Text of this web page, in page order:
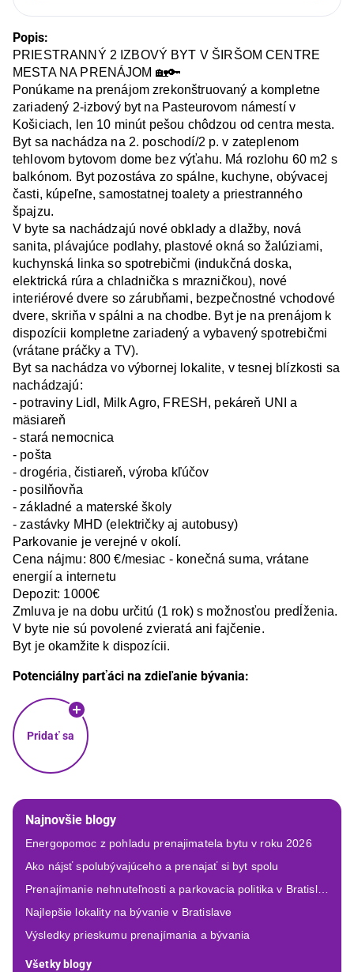
Popis:
PRIESTRANNÝ 2 IZBOVÝ BYT V ŠIRŠOM CENTRE
MESTA NA PRENÁJOM 🏡🔑
Ponúkame na prenájom zrekonštruovaný a kompletne
zariadený 2-izbový byt na Pasteurovom námestí v
Košiciach, len 10 minút pešou chôdzou od centra mesta.
Byt sa nachádza na 2. poschodí/2 p. v zateplenom
tehlovom bytovom dome bez výťahu. Má rozlohu 60 m2 s
balkónom. Byt pozostáva zo spálne, kuchyne, obývacej
časti, kúpeľne, samostatnej toalety a priestranného
špajzu.
V byte sa nachádzajú nové obklady a dlažby, nová
sanita, plávajúce podlahy, plastové okná so žalúziami,
kuchynská linka so spotrebičmi (indukčná doska,
elektrická rúra a chladnička s mrazničkou), nové
interiérové dvere so zárubňami, bezpečnostné vchodové
dvere, skriňa v spálni a na chodbe. Byt je na prenájom k
dispozícii kompletne zariadený a vybavený spotrebičmi
(vrátane práčky a TV).
Byt sa nachádza vo výbornej lokalite, v tesnej blízkosti sa
nachádzajú:
- potraviny Lidl, Milk Agro, FRESH, pekáreň UNI a
mäsiareň
- stará nemocnica
- pošta
- drogéria, čistiareň, výroba kľúčov
- posilňovňa
- základné a materské školy
- zastávky MHD (električky aj autobusy)
Parkovanie je verejné v okolí.
Cena nájmu: 800 €/mesiac - konečná suma, vrátane
energií a internetu
Depozit: 1000€
Zmluva je na dobu určitú (1 rok) s možnosťou predĺženia.
V byte nie sú povolené zvieratá ani fajčenie.
Byt je okamžite k dispozícii.
Potenciálny parťáci na zdieľanie bývania:
Pridať sa
Najnovšie blogy
Energopomoc z pohladu prenajimatela bytu v roku 2026
Ako nájsť spolubývajúceho a prenajať si byt spolu
Prenajímanie nehnuteľnosti a parkovacia politika v Bratislave
Najlepšie lokality na bývanie v Bratislave
Výsledky prieskumu prenajímania a bývania
Všetky blogy